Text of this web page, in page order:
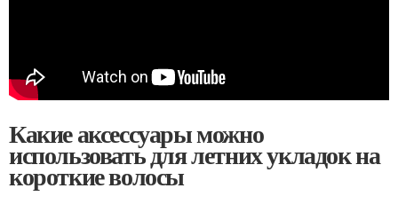
Какие аксессуары можно
использовать для летних укладок на
короткие волосы